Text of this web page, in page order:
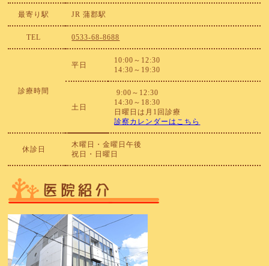
最寄り駅 JR 蒲郡駅
TEL 0533-68-8688
診療時間
平日
10:00～12:30
14:30～19:30
土日
9:00～12:30
14:30～18:30
日曜日は月1回診療
診察カレンダーはこちら
休診日
木曜日・金曜日午後
祝日・日曜日